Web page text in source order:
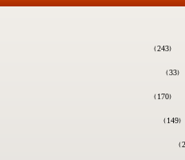
(243)
(33)
(170)
(149)